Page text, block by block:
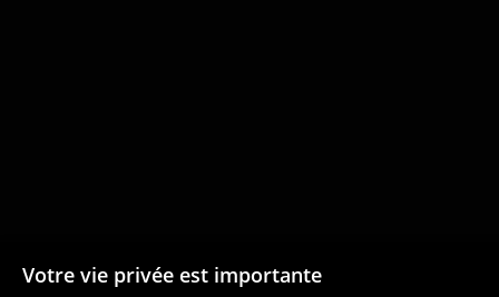
Votre vie privée est importante